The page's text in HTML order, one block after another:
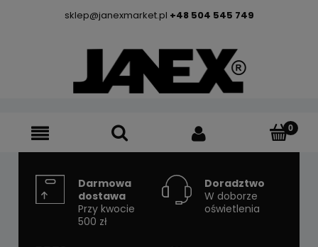
sklep@janexmarket.pl +48 504 545 749
Darmowa
dostawa
Przy kwocie
500 zł
Doradztwo
W doborze
oświetlenia